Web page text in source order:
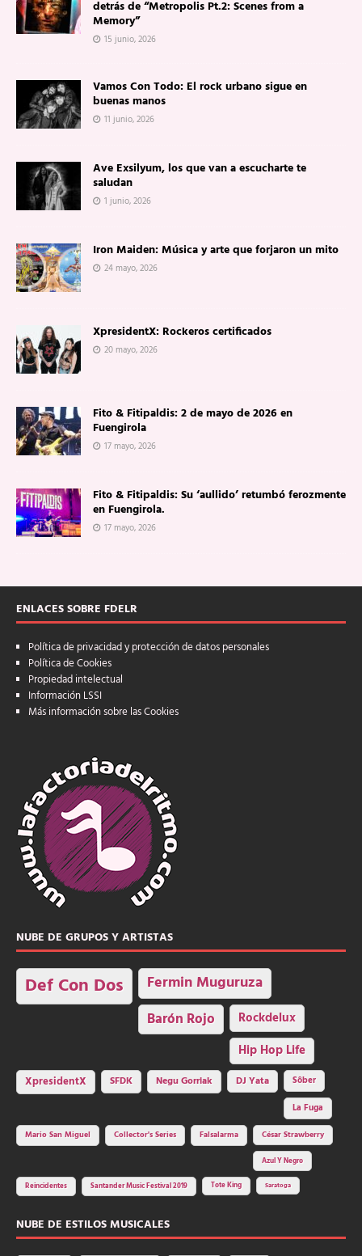
detrás de “Metropolis Pt.2: Scenes from a
Memory”
15 junio, 2026
Vamos Con Todo: El rock urbano sigue en
buenas manos
11 junio, 2026
Ave Exsilyum, los que van a escucharte te
saludan
1 junio, 2026
Iron Maiden: Música y arte que forjaron un mito
24 mayo, 2026
XpresidentX: Rockeros certificados
20 mayo, 2026
Fito & Fitipaldis: 2 de mayo de 2026 en
Fuengirola
17 mayo, 2026
Fito & Fitipaldis: Su ‘aullido’ retumbó ferozmente
en Fuengirola.
17 mayo, 2026
ENLACES SOBRE FDELR
Política de privacidad y protección de datos personales
Política de Cookies
Propiedad intelectual
Información LSSI
Más información sobre las Cookies
NUBE DE GRUPOS Y ARTISTAS
Def Con Dos Fermin Muguruza
Barón Rojo Rockdelux
Hip Hop Life
XpresidentX SFDK Negu Gorriak DJ Yata
Sôber
La Fuga
Mario San Miguel
Collector's Series Falsalarma César Strawberry
Azul Y Negro
Reincidentes Santander Music Festival 2019 Tote King Saratoga
NUBE DE ESTILOS MUSICALES